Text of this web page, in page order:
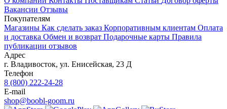
Вакансии Отзывы
Покупателям
Магазины Как сделать заказ Корпоративным клиентам Оплата
и доставка Обмен и возврат Подарочные карты Правила
публикации отзывов
Адрес
г. Владивосток, ул. Енисейская, 23 Д
Телефон
8 (800) 222-24-28
E-mail
shop@boobl-goom.ru